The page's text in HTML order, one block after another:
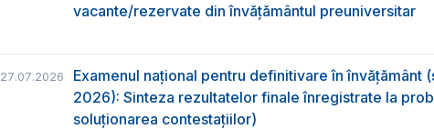
vacante/rezervate din învăţământul preuniversitar
27.07.2026
Examenul național pentru definitivare în învățământ
2026): Sinteza rezultatelor finale înregistrate la
soluționarea contestațiilor)